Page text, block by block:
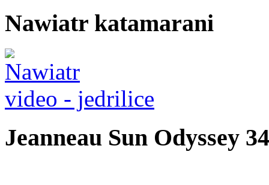
Nawiatr katamarani
video - jedrilice
Jeanneau Sun Odyssey